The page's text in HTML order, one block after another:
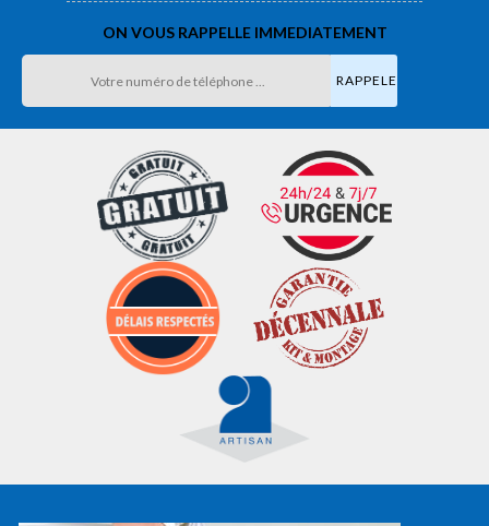
ON VOUS RAPPELLE IMMEDIATEMENT